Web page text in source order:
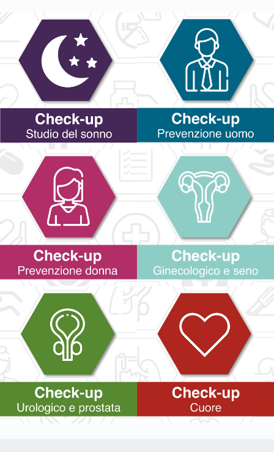
SCOPRI DI PIÙ SCOPRI DI PIÙ
SCOPRI DI PIÙ SCOPRI DI PIÙ